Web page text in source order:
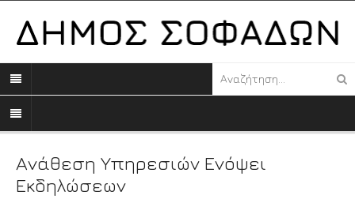
Ανάθεση Υπηρεσιών Ενόψει
Εκδηλώσεων